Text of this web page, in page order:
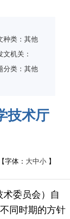
种类：其他
文机关：
分类：其他
技术厅
字体： 大中小 】
委员会）自
同时期的方针